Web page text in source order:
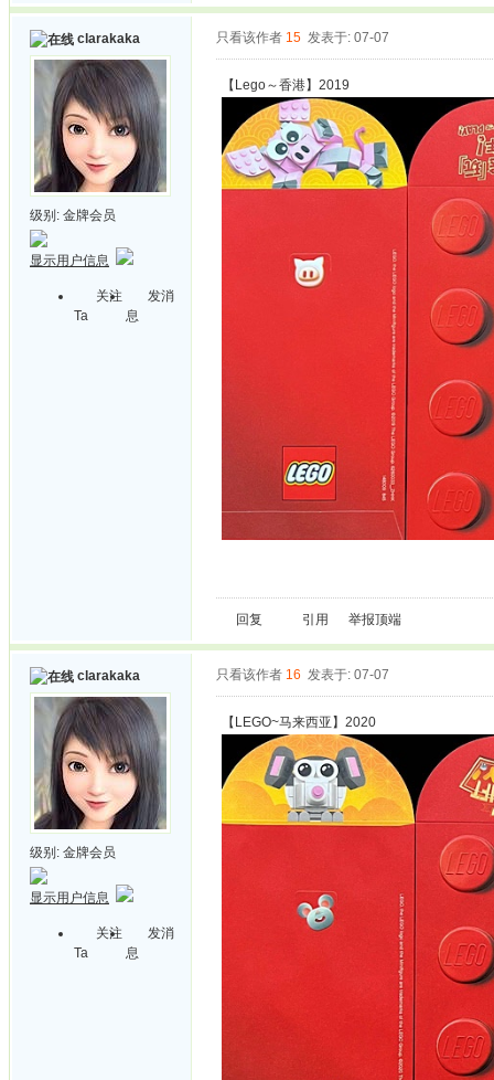
clarakaka
级别: 金牌会员
显示用户信息
关注
Ta
发消
息
只看该作者 15 发表于: 07-07
【Lego～香港】2019
回复 引用 举报顶端
clarakaka
级别: 金牌会员
显示用户信息
关注
Ta
发消
息
只看该作者 16 发表于: 07-07
【LEGO~马来西亚】2020